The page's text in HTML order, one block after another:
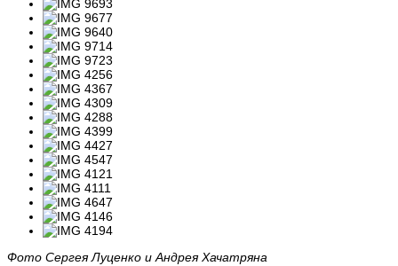
Фото Сергея Луценко и Андрея Хачатряна